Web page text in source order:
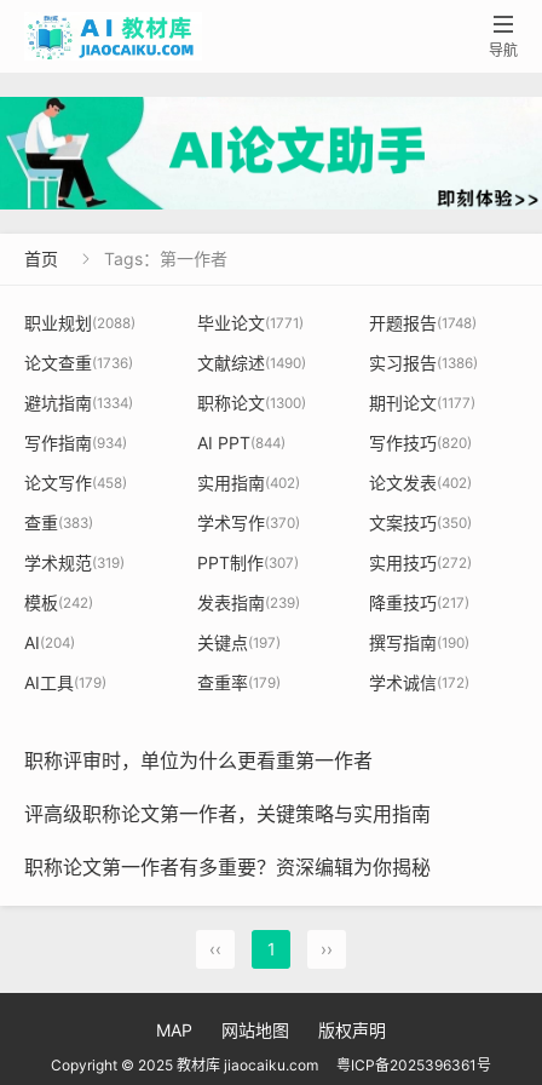

导航
首页  Tags：第一作者
职业规划(2088) 毕业论文(1771) 开题报告(1748)
论文查重(1736) 文献综述(1490) 实习报告(1386)
避坑指南(1334) 职称论文(1300) 期刊论文(1177)
写作指南(934) AI PPT(844) 写作技巧(820)
论文写作(458) 实用指南(402) 论文发表(402)
查重(383) 学术写作(370) 文案技巧(350)
学术规范(319) PPT制作(307) 实用技巧(272)
模板(242) 发表指南(239) 降重技巧(217)
AI(204) 关键点(197) 撰写指南(190)
AI工具(179) 查重率(179) 学术诚信(172)
职称评审时，单位为什么更看重第一作者
评高级职称论文第一作者，关键策略与实用指南
职称论文第一作者有多重要？资深编辑为你揭秘
‹‹ 1 ››
MAP 网站地图 版权声明
Copyright © 2025 教材库 jiaocaiku.com 粤ICP备2025396361号